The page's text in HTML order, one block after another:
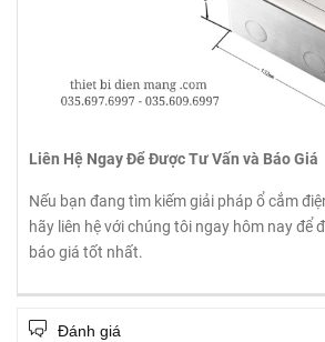
Liên Hệ Ngay Để Được Tư Vấn và Báo Giá
Nếu bạn đang tìm kiếm giải pháp ổ cắm
hãy liên hệ với chúng tôi ngay hôm nay để
báo giá tốt nhất.
Đánh giá